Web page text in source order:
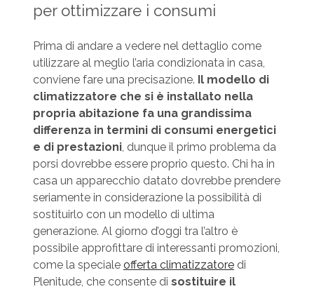
per ottimizzare i consumi
Prima di andare a vedere nel dettaglio come
utilizzare al meglio l’aria condizionata in casa,
conviene fare una precisazione. Il modello di
climatizzatore che si è installato nella
propria abitazione fa una grandissima
differenza in termini di consumi energetici
e di prestazioni, dunque il primo problema da
porsi dovrebbe essere proprio questo. Chi ha in
casa un apparecchio datato dovrebbe prendere
seriamente in considerazione la possibilità di
sostituirlo con un modello di ultima
generazione. Al giorno d’oggi tra l’altro è
possibile approfittare di interessanti promozioni,
come la speciale offerta climatizzatoredi
Plenitude, che consente di sostituire il